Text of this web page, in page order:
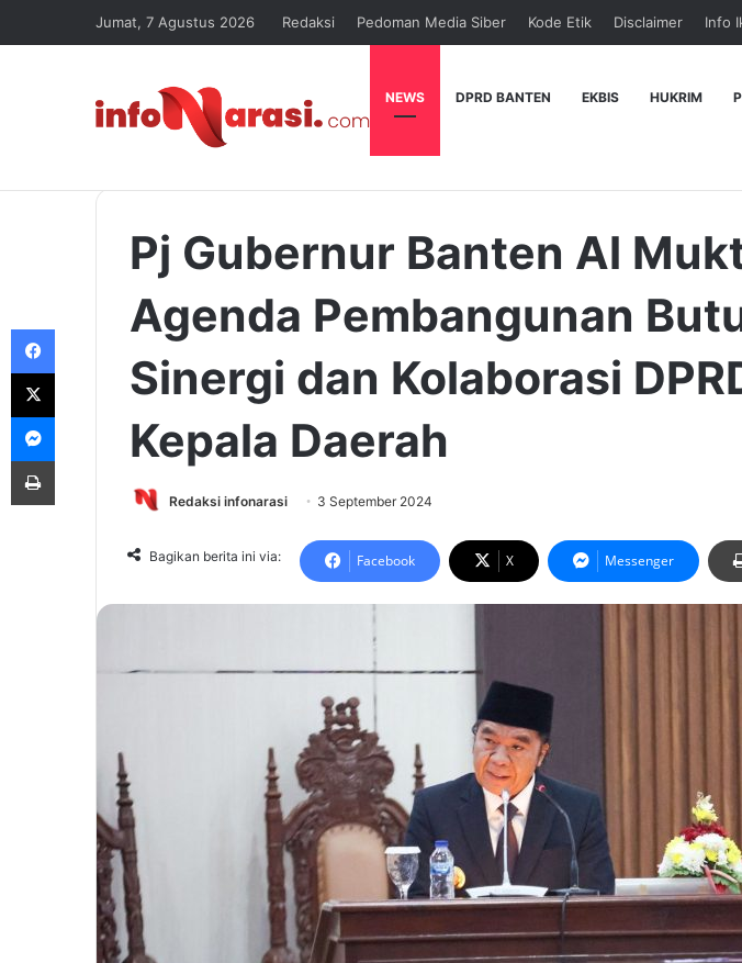
Jumat, 7 Agustus 2026 Redaksi Pedoman Media Siber Kode Etik Disclaimer Info
NEWS DPRD BANTEN EKBIS HUKRIM
Pj Gubernur Banten Al
Agenda Pembangunan
Sinergi dan Kolaborasi
Kepala Daerah
Redaksi infonarasi 3 September 2024
Bagikan berita ini via: Facebook X Messenger